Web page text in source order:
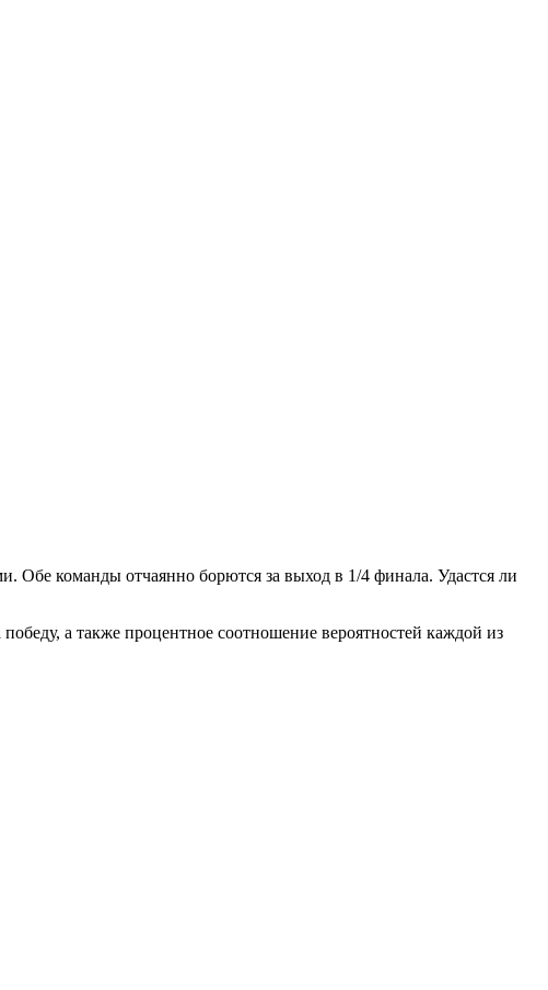
Обе команды отчаянно борются за выход в 1/4 финала. Удастся ли
а также процентное соотношение вероятностей каждой из